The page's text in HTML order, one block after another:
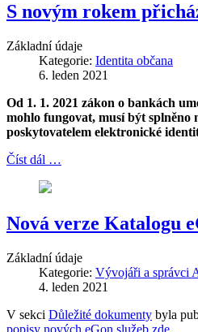
S novým rokem
Základní údaje
Kategorie: Identita občana
6. leden 2021
Od 1. 1. 2021 zákon o bankách
mohlo fungovat, musí být
poskytovatelem elektronické
Číst dál …
Nová verze Katalogu
Základní údaje
Kategorie: Vývojáři a správci
4. leden 2021
V sekci Důležité dokumenty byla
popisy nových eGon služeb zde.